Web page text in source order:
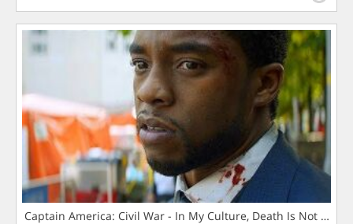
Captain America: Civil War - In My Culture, Death Is Not The